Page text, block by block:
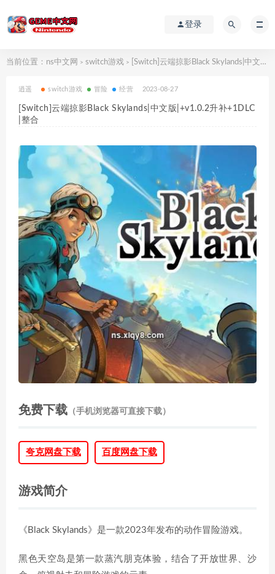
登录
当前位置： ns中文网 > switch游戏 > [Switch]云端掠影Black Skylands|中文版|+v1.0.2升补+1DLC|整合
逍遥 switch游戏 冒险 经营 2023-08-27
[Switch]云端掠影Black Skylands|中文版|+v1.0.2升补+1DLC
|整合
免费下载 （手机浏览器可直接下载）
夸克网盘下载 百度网盘下载
游戏简介
《Black Skylands》是一款2023年发布的动作冒险游戏。
黑色天空岛是第一款蒸汽朋克体验，结合了开放世界、沙